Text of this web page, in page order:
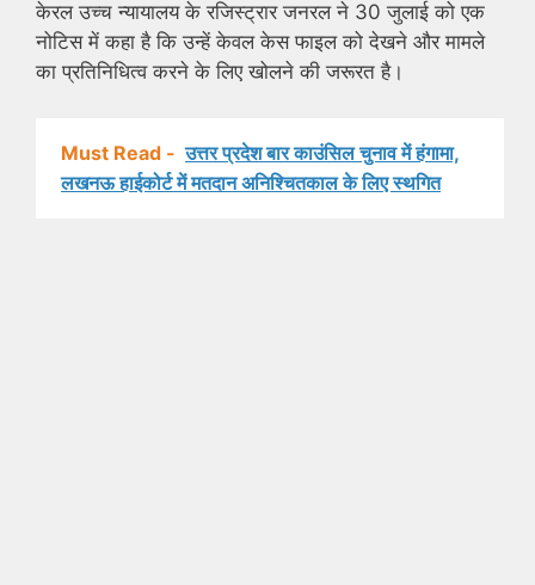
केरल उच्च न्यायालय के रजिस्ट्रार जनरल ने 30 जुलाई को एक
नोटिस में कहा है कि उन्हें केवल केस फाइल को देखने और मामले
का प्रतिनिधित्व करने के लिए खोलने की जरूरत है।
Must Read - उत्तर प्रदेश बार काउंसिल चुनाव में हंगामा,
लखनऊ हाईकोर्ट में मतदान अनिश्चितकाल के लिए स्थगित